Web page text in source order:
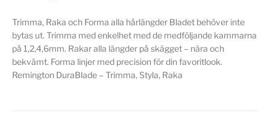
Trimma, Raka och Forma alla hårlängder Bladet behöver inte
bytas ut. Trimma med enkelhet med de medföljande kammarna
på 1,2,4,6mm. Rakar alla längder på skägget – nära och
bekvämt. Forma linjer med precision för din favoritlook.
Remington DuraBlade – Trimma, Styla, Raka